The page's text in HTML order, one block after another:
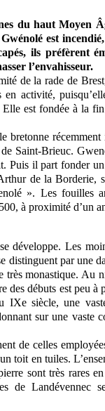
du haut Moyen
est
ils préfèrent
l’envahisseur.
de la rade de
en activité,
est fondée à la
bretonne
Saint-Brieuc.
Puis il part fonder
de la Borderie,
». Les fouilles
à proximité d’un
développe. Les
distinguent par une
monastique. Au
des débuts est peu à
IXe siècle, une
sur une vaste
de celles
toit en tuiles.
sont très rares
de Landévennec